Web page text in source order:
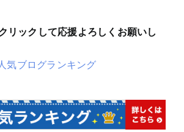
リックして応援よろしくお願いし
人気ブログランキング